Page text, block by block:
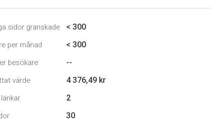
sidor granskade < 300
per månad < 300
besökare --
värde 4 376,49 kr
2
30